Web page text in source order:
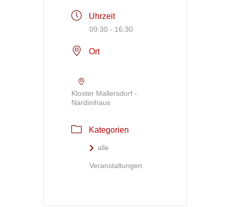
Uhrzeit
09:30 - 16:30
Ort
Kloster Mallersdorf -
Nardinihaus
Kategorien
alle
Veranstaltungen